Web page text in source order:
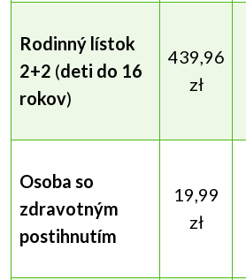
Rodinný lístok
2+2 (deti do 16
rokov)
439,96
zł
Osoba so
zdravotným
postihnutím
19,99
zł